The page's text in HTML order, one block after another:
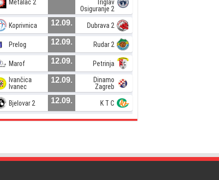
Metalac 2
Triglav
Osiguranje 2
Koprivnica 12.09. Dubrava 2
Prelog 12.09. Rudar 2
Marof 12.09. Petrinja
Ivančica
Ivanec
12.09.
Dinamo
Zagreb
Bjelovar 2 12.09. K T C